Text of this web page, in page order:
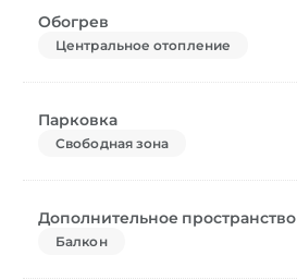
Обогрев
Центральное отопление
Парковка
Свободная зона
Дополнительное пространство
Балкон